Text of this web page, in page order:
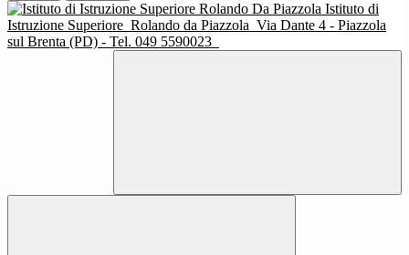
Istituto di
Istruzione Superiore Rolando da Piazzola Via Dante 4 - Piazzola
sul Brenta (PD) - Tel. 049 5590023